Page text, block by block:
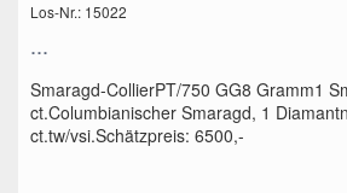
Los-Nr.: 15022
...
Smaragd-CollierPT/750 GG8 Gramm1
ct.Columbianischer Smaragd, 1
ct.tw/vsi.Schätzpreis: 6500,-